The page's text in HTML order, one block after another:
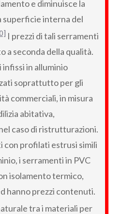
e diminuisce la
superficie interna del
I prezzi di tali serramenti
a seconda della qualità.
infissi in alluminio
soprattutto per gli
commerciali, in misura
abitativa,
caso di ristrutturazioni.
con profilati estrusi simili
i serramenti in PVC
isolamento termico,
hanno prezzi contenuti.
tra i materiali per